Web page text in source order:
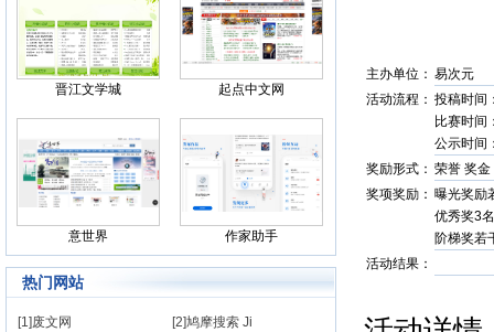
晋江文学城 起点中文网
意世界 作家助手
热门网站
[1]废文网
[2]鸠摩搜索 Ji
主办单位： 易次元
活动流程： 投稿时间
比赛时间
公示时间
奖励形式： 荣誉 奖金
奖项奖励： 曝光奖励
优秀奖3
阶梯奖若
活动结果：